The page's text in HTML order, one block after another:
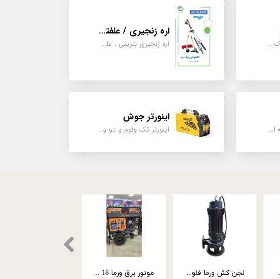
شناور چاه استیل ، تک فاز و سه فاز، یک اینچ به بالا
اره زنجیری / علفتراش
اره زنجیری بنزینی ، علفتراش دو زمانه و چهار زمانه ، دوشی و پشتی
سمپاش پشتی ، زمبه ای ، فرغونی ، دستی ، موتوری
اینورتر جوش
اینورتر تک ولوم و دو ولوم امپر بالا
کارواش اسپینا | صنعتی | 3000 وات | کاور زرد | 2208C موتور تک اسپینا بنزین 15 اسب استارتی نارنجی SGX420